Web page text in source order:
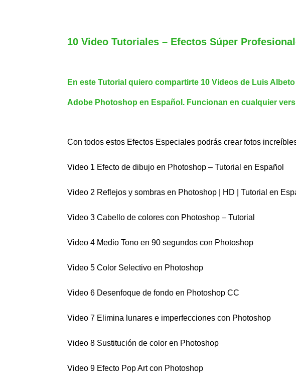
10 Video Tutoriales – Efectos Súper
En este Tutorial quiero compartirte 10 Videos de Luis
Adobe Photoshop en Español. Funcionan en cualquier
Con todos estos Efectos Especiales podrás crear fotos
Video 1 Efecto de dibujo en Photoshop – Tutorial en Español
Video 2 Reflejos y sombras en Photoshop | HD | Tutorial en
Video 3 Cabello de colores con Photoshop – Tutorial
Video 4 Medio Tono en 90 segundos con Photoshop
Video 5 Color Selectivo en Photoshop
Video 6 Desenfoque de fondo en Photoshop CC
Video 7 Elimina lunares e imperfecciones con Photoshop
Video 8 Sustitución de color en Photoshop
Video 9 Efecto Pop Art con Photoshop